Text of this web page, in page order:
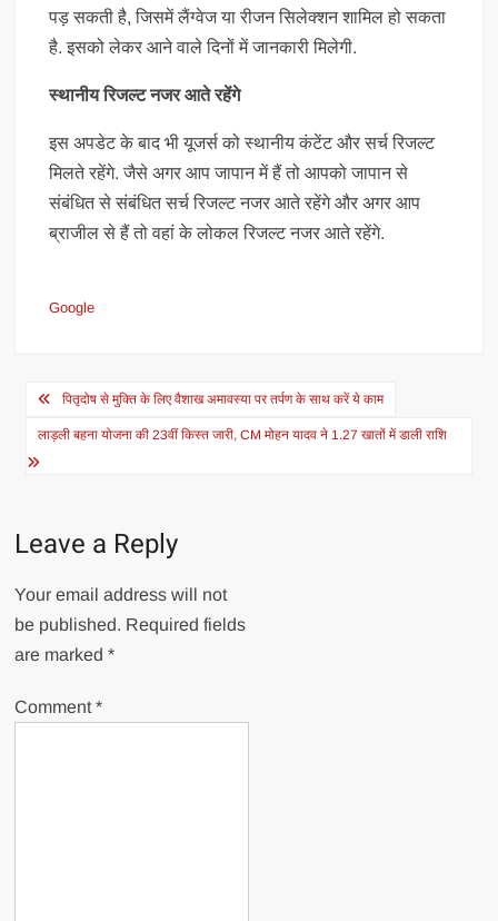
पड़ सकती है, जिसमें लैंग्वेज या रीजन सिलेक्शन शामिल हो सकता
है. इसको लेकर आने वाले दिनों में जानकारी मिलेगी.
स्थानीय रिजल्ट नजर आते रहेंगे
इस अपडेट के बाद भी यूजर्स को स्थानीय कंटेंट और सर्च रिजल्ट
मिलते रहेंगे. जैसे अगर आप जापान में हैं तो आपको जापान से
संबंधित से संबंधित सर्च रिजल्ट नजर आते रहेंगे और अगर आप
ब्राजील से हैं तो वहां के लोकल रिजल्ट नजर आते रहेंगे.
Google
Post
navigation
पितृदोष से मुक्ति के लिए वैशाख अमावस्या पर तर्पण के साथ करें ये काम
लाड़ली बहना योजना की 23वीं किस्त जारी, CM मोहन यादव ने 1.27 खातों में डाली राशि
Leave a Reply
Your email address will not
be published. Required fields
are marked*
Comment*